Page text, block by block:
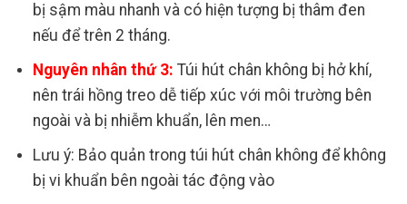
bị sậm màu nhanh và có hiện tượng bị thâm đen
nếu để trên 2 tháng.
Nguyên nhân thứ 3: Túi hút chân không bị hở khí,
nên trái hồng treo dễ tiếp xúc với môi trường bên
ngoài và bị nhiễm khuẩn, lên men…
Lưu ý: Bảo quản trong túi hút chân không để không
bị vi khuẩn bên ngoài tác động vào